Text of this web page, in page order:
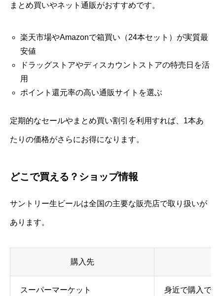
まとめ買いやネット通販がおすすめです。
楽天市場やAmazonで箱買い（24本セット）が実質最
安値
ドラッグストアやディスカウントストアの特売日を活
用
ポイント還元率の高い通販サイトを選ぶ
定期的なセールやまとめ買い割引を利用すれば、1本あ
たりの価格がさらにお得になります。
どこで買える？ショップ情報
サントリー生ビールは全国の主要な販売店で取り扱いが
あります。
購入先
スーパーマーケット 身近で購入で